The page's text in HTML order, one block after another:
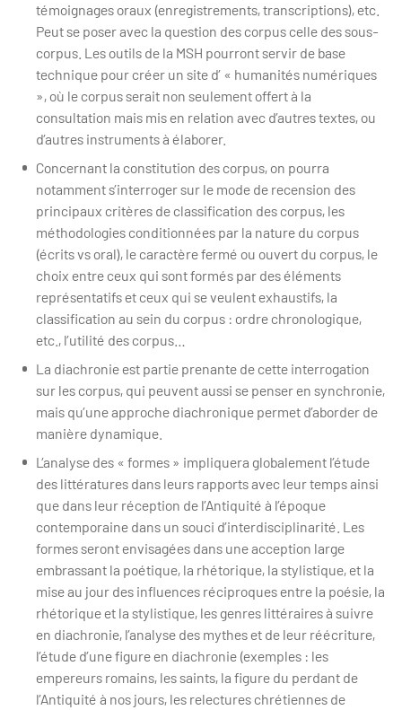
témoignages oraux (enregistrements, transcriptions), etc.
Peut se poser avec la question des corpus celle des sous-
corpus. Les outils de la MSH pourront servir de base
technique pour créer un site d’ « humanités numériques
», où le corpus serait non seulement offert à la
consultation mais mis en relation avec d’autres textes, ou
d’autres instruments à élaborer.
Concernant la constitution des corpus, on pourra
notamment s’interroger sur le mode de recension des
principaux critères de classification des corpus, les
méthodologies conditionnées par la nature du corpus
(écrits vs oral), le caractère fermé ou ouvert du corpus, le
choix entre ceux qui sont formés par des éléments
représentatifs et ceux qui se veulent exhaustifs, la
classification au sein du corpus : ordre chronologique,
etc., l’utilité des corpus…
La diachronie est partie prenante de cette interrogation
sur les corpus, qui peuvent aussi se penser en synchronie,
mais qu’une approche diachronique permet d’aborder de
manière dynamique.
L’analyse des « formes » impliquera globalement l’étude
des littératures dans leurs rapports avec leur temps ainsi
que dans leur réception de l’Antiquité à l’époque
contemporaine dans un souci d’interdisciplinarité. Les
formes seront envisagées dans une acception large
embrassant la poétique, la rhétorique, la stylistique, et la
mise au jour des influences réciproques entre la poésie, la
rhétorique et la stylistique, les genres littéraires à suivre
en diachronie, l’analyse des mythes et de leur réécriture,
l’étude d’une figure en diachronie (exemples : les
empereurs romains, les saints, la figure du perdant de
l’Antiquité à nos jours, les relectures chrétiennes de